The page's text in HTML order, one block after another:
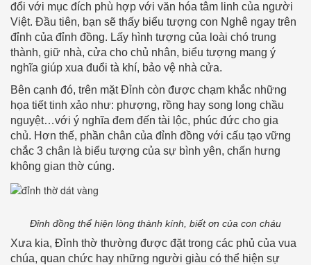
đổi với mục đích phù hợp với văn hóa tâm linh của người
Việt. Đầu tiên, bạn sẽ thấy biểu tượng con Nghê ngay trên
đỉnh của đỉnh đồng. Lấy hình tượng của loài chó trung
thành, giữ nhà, cửa cho chủ nhân, biểu tượng mang ý
nghĩa giúp xua đuổi tà khí, bảo vệ nhà cửa.
Bên cạnh đó, trên mặt Đỉnh còn được chạm khắc những
họa tiết tinh xảo như: phượng, rồng hay song long chầu
nguyệt…với ý nghĩa đem đến tài lộc, phúc đức cho gia
chủ. Hơn thế, phần chân của đỉnh đồng với cấu tạo vững
chắc 3 chân là biểu tượng của sự bình yên, chấn hưng
không gian thờ cúng.
Đỉnh đồng thể hiện lòng thành kính, biết ơn của con cháu
Xưa kia, Đỉnh thờ thường được đặt trong các phủ của vua
chúa, quan chức hay những người giàu có thể hiện sự